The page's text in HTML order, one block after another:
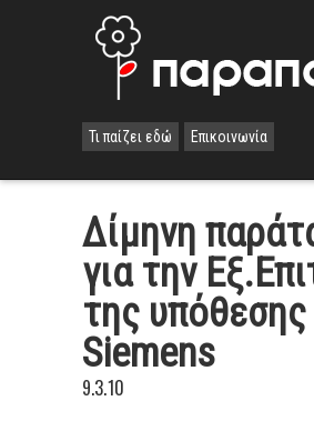
Τι παίζει εδώ Επικοινωνία
Δίμηνη
για την
της υπόθεσης
Siemens
9.3.10